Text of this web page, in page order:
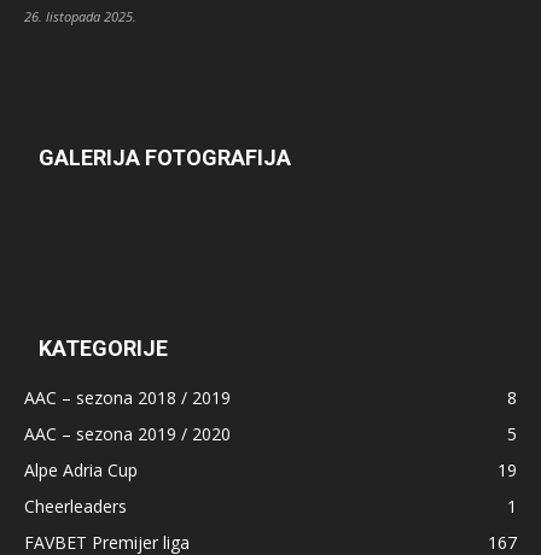
26. listopada 2025.
GALERIJA FOTOGRAFIJA
KATEGORIJE
AAC – sezona 2018 / 2019
8
AAC – sezona 2019 / 2020
5
Alpe Adria Cup
19
Cheerleaders
1
FAVBET Premijer liga
167